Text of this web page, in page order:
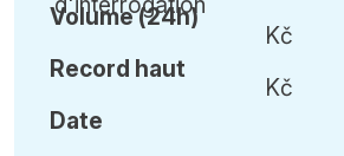
Volume (24h)
Record haut
Date
Kč
Kč